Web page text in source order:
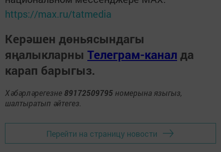
https://max.ru/tatmedia
Керәшен дөньясындагы
яңалыкларны Телеграм-канал да
карап барыгыз.
Хәбәрләрегезне 89172509795 номерына языгыз,
шалтыратып әйтегез.
Перейти на страницу новости